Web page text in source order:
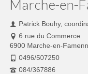
Marche-en-
Patrick Bouhy,
6 rue du Commerce
6900 Marche-en-
0496/507250
084/367886